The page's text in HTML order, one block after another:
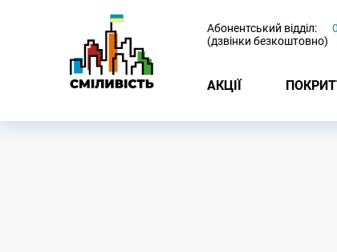
Абонентський відділ:
(дзвінки безкоштовно)
АКЦІЇ